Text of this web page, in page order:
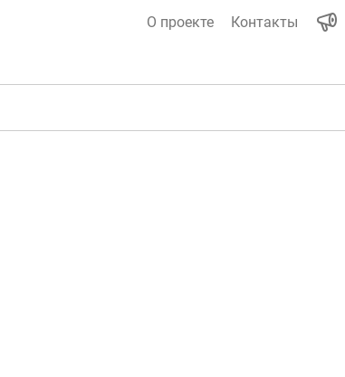
О проекте Контакты